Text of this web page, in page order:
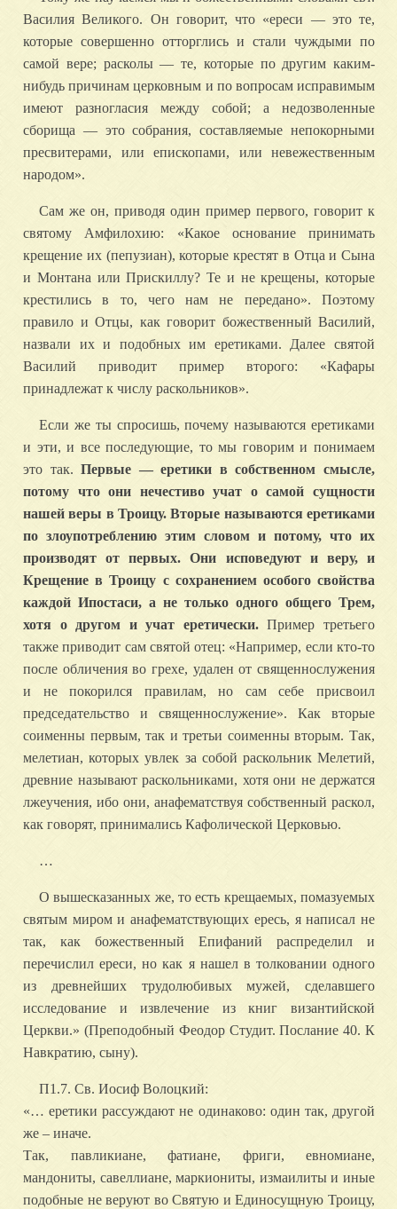
Василия Великого. Он говорит, что «ереси — это те,
которые совершенно отторглись и стали чуждыми по
самой вере; расколы — те, которые по другим каким-
нибудь причинам церковным и по вопросам исправимым
имеют разногласия между собой; а недозволенные
сборища — это собрания, составляемые непокорными
пресвитерами, или епископами, или невежественным
народом».
Сам же он, приводя один пример первого, говорит к
святому Амфилохию: «Какое основание принимать
крещение их (пепузиан), которые крестят в Отца и Сына
и Монтана или Прискиллу? Те и не крещены, которые
крестились в то, чего нам не передано». Поэтому
правило и Отцы, как говорит божественный Василий,
назвали их и подобных им еретиками. Далее святой
Василий приводит пример второго: «Кафары
принадлежат к числу раскольников».
Если же ты спросишь, почему называются еретиками
и эти, и все последующие, то мы говорим и понимаем
это так.Первые — еретики в собственном смысле,
потому что они нечестиво учат о самой сущности
нашей веры в Троицу. Вторые называются еретиками
по злоупотреблению этим словом и потому, что их
производят от первых. Они исповедуют и веру, и
Крещение в Троицу с сохранением особого свойства
каждой Ипостаси, а не только одного общего Трем,
хотя о другом и учат еретически.Пример третьего
также приводит сам святой отец: «Например, если кто-то
после обличения во грехе, удален от священнослужения
и не покорился правилам, но сам себе присвоил
председательство и священнослужение». Как вторые
соименны первым, так и третьи соименны вторым. Так,
мелетиан, которых увлек за собой раскольник Мелетий,
древние называют раскольниками, хотя они не держатся
лжеучения, ибо они, анафематствуя собственный раскол,
как говорят, принимались Кафолической Церковью.
…
О вышесказанных же, то есть крещаемых, помазуемых
святым миром и анафематствующих ересь, я написал не
так, как божественный Епифаний распределил и
перечислил ереси, но как я нашел в толковании одного
из древнейших трудолюбивых мужей, сделавшего
исследование и извлечение из книг византийской
Церкви.» (Преподобный Феодор Студит. Послание 40. К
Навкратию, сыну).
П1.7. Св. Иосиф Волоцкий:
«… еретики рассуждают не одинаково: один так, другой
же – иначе.
Так, павликиане, фатиане, фриги, евномиане,
мандониты, савеллиане, маркиониты, измаилиты и иные
подобные не веруют во Святую и Единосущную Троицу,